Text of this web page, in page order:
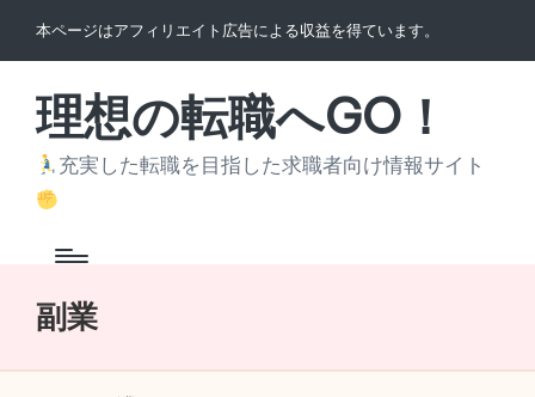
Skip
content
本ページはアフィリエイト広告による収益を得ています。
理想の転職へGO！
充実した転職を目指した求職者向け情報サイト
副業